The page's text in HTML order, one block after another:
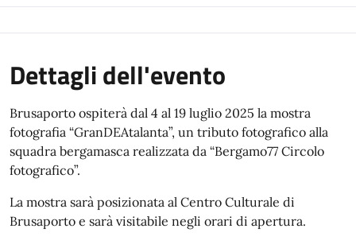
Dettagli dell'evento
Brusaporto ospiterà dal 4 al 19 luglio 2025 la mostra
fotografia “GranDEAtalanta”, un tributo fotografico alla
squadra bergamasca realizzata da “Bergamo77 Circolo
fotografico”.
La mostra sarà posizionata al Centro Culturale di
Brusaporto e sarà visitabile negli orari di apertura.